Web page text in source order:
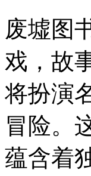
废墟图
戏，故
将扮演
冒险。
蕴含着